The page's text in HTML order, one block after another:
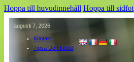
Hoppa till huvudinnehåll Hoppa till sidfot
augusti 7, 2026
Kontakt
Tipsa Damfotboll